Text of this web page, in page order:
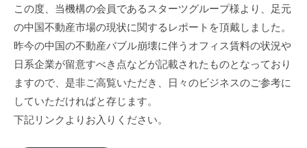
資
促
進
構
j
c
この度、当機構の会員であるスターツグループ様より、足元
の中国不動産市場の現状に関するレポートを頂戴しました。
昨今の中国の不動産バブル崩壊に伴うオフィス賃料の状況や
日系企業が留意すべき点などが記載されたものとなっており
ますので、是非ご高覧いただき、日々のビジネスのご参考に
していただければと存じます。
下記リンクよりお入りください。